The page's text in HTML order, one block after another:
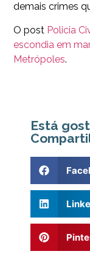
demais crimes
O post Policia
escondia em
Metrópoles.
Está